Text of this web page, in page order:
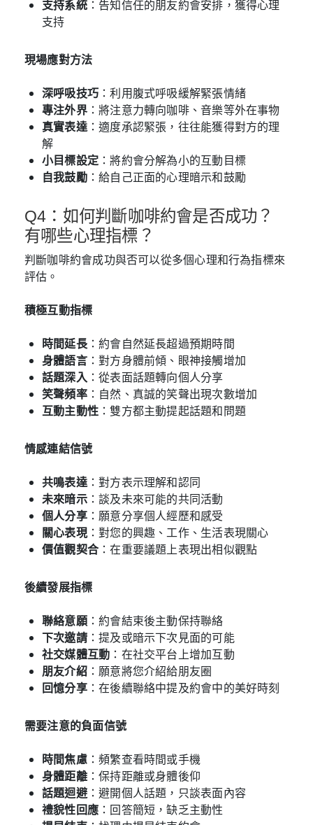
支持系統：告知信任的朋友約會安排，獲得心理
支持
現場應對方法
深呼吸技巧 ：利用腹式呼吸緩解緊張情緒
專注外界：將注意力轉向咖啡、音樂等外在事物
真實表達：適度承認緊張，往往能獲得對方的理
解
小目標設定 ：將約會分解為小的互動目標
自我鼓勵：給自己正面的心理暗示和鼓勵
Q4：如何判斷咖啡約會是否成功？
有哪些心理指標？
判斷咖啡約會成功與否可以從多個心理和行為指標來
評估。
積極互動指標
時間延長：約會自然延長超過預期時間
身體語言：對方身體前傾、眼神接觸增加
話題深入：從表面話題轉向個人分享
笑聲頻率：自然、真誠的笑聲出現次數增加
互動主動性 ：雙方都主動提起話題和問題
情感連結信號
共鳴表達：對方表示理解和認同
未來暗示：談及未來可能的共同活動
個人分享：願意分享個人經歷和感受
關心表現：對您的興趣、工作、生活表現關心
價值觀契合 ：在重要議題上表現出相似觀點
後續發展指標
聯絡意願：約會結束後主動保持聯絡
下次邀請：提及或暗示下次見面的可能
社交媒體互動 ：在社交平台上增加互動
朋友介紹：願意將您介紹給朋友圈
回憶分享：在後續聯絡中提及約會中的美好時刻
需要注意的負面信號
時間焦慮：頻繁查看時間或手機
身體距離：保持距離或身體後仰
話題迴避：避開個人話題，只談表面內容
禮貌性回應 ：回答簡短，缺乏主動性